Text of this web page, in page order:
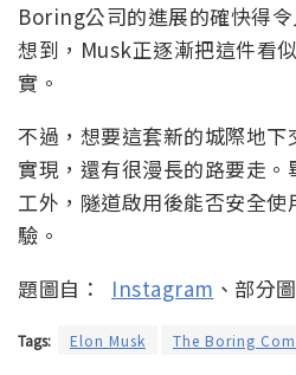
Boring公司的進展的確快得
想到，Musk正逐漸把這件看
實。
不過，想要這套新的城際地
實現，還有很漫長的路要走
工外，隧道啟用後能否安全
驗。
題圖自： Instagram 、部分
Tags: Elon Musk The Boring